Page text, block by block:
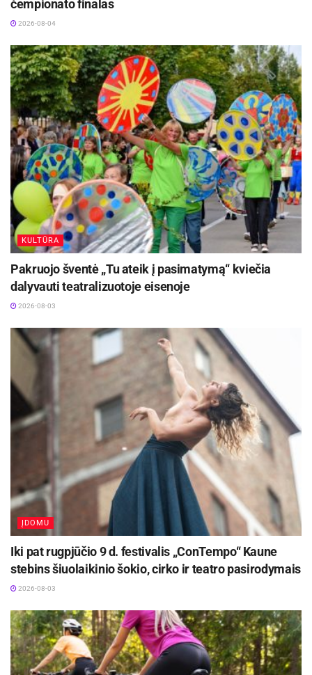
13 val. KKSC sporto salėje – Lietuvos jaunių U-18
merginų krepšinio čempionatas. Panevėžio
KKSC – Kauno „Aisčiai-II“
Ryšių su visuomene skyrius
čempionato finalas
2026-08-04
KULTŪRA
Pakruojo šventė „Tu ateik į pasimatymą“ kviečia
dalyvauti teatralizuotoje eisenoje
2026-08-03
ĮDOMU
Iki pat rugpjūčio 9 d. festivalis „ConTempo“ Kaune
stebins šiuolaikinio šokio, cirko ir teatro pasirodymais
2026-08-03